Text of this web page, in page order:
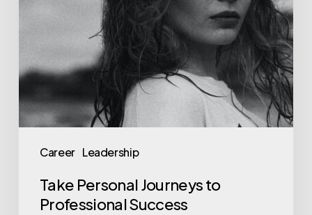
Career Leadership
Take Personal Journeys to
Professional Success